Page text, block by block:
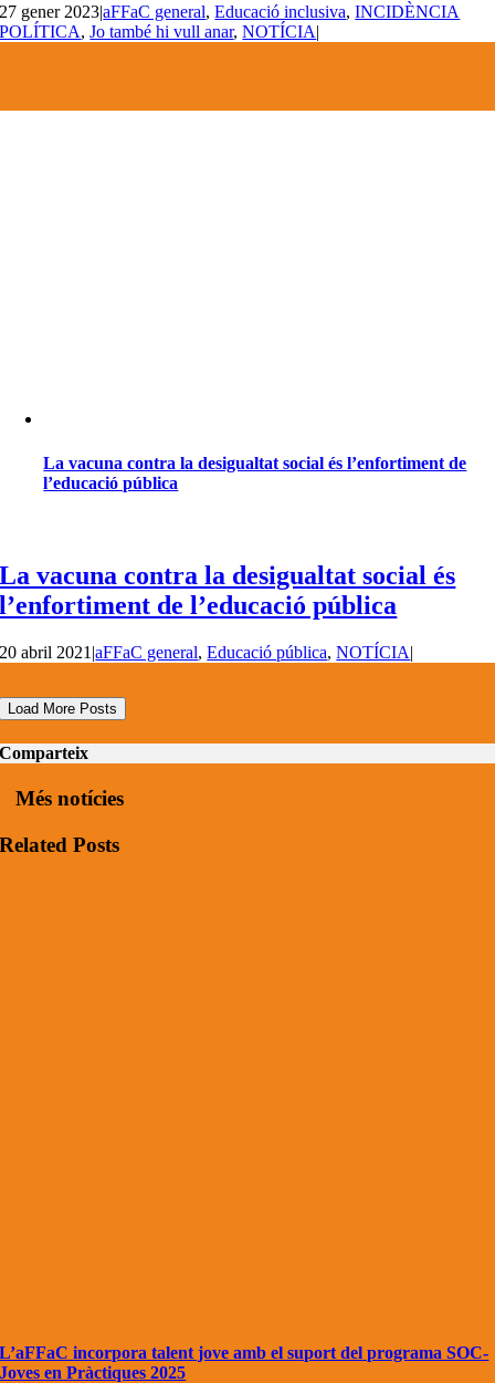
27 gener 2023|aFFaC general,Educació inclusiva,INCIDÈNCIA
POLÍTICA,Jo també hi vull anar,NOTÍCIA|
La vacuna contra la desigualtat social és l’enfortiment de
l’educació pública
La vacuna contra la desigualtat social és
l’enfortiment de l’educació pública
20 abril 2021 |aFFaC general,Educació pública,NOTÍCIA|
Load More Posts
Comparteix
Més notícies
Related Posts
L’aFFaC incorpora talent jove amb el suport del programa SOC-
Joves en Pràctiques 2025